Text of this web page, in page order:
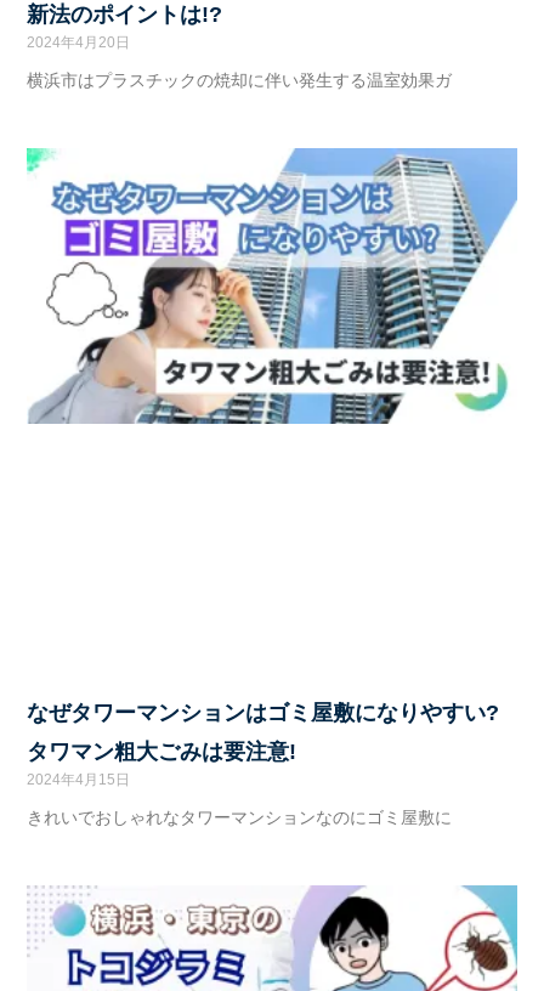
新法のポイントは!?
2024年4月20日
横浜市はプラスチックの焼却に伴い発生する温室効果ガ
なぜタワーマンションはゴミ屋敷になりやすい?
タワマン粗大ごみは要注意!
2024年4月15日
きれいでおしゃれなタワーマンションなのにゴミ屋敷に